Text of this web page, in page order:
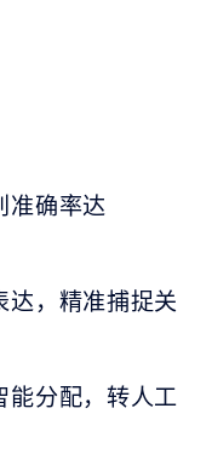
准确率达
达，精准捕捉关
能分配，转人工